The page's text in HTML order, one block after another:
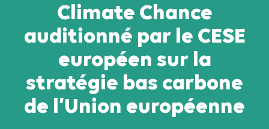
Climate Chance
auditionné par le CESE
européen sur la
stratégie bas carbone
de l’Union européenne